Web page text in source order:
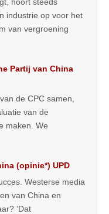
industrie op voor het
van vergroening
Partij van China
de CPC samen,
van de
maken. We
(opinie*) UPD
Westerse media
van China en
‘Dat